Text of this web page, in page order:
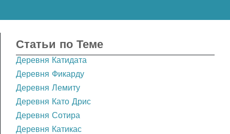
Статьи по Теме
Деревня Катидата
Деревня Фикарду
Деревня Лемиту
Деревня Като Дрис
Деревня Сотира
Деревня Катикас